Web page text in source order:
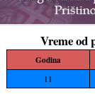
Vreme od
Godina
11